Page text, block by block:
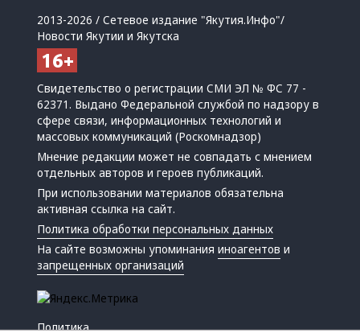
2013-2026 / Сетевое издание "Якутия.Инфо"/
Новости Якутии и Якутска
Свидетельство о регистрации СМИ ЭЛ № ФС 77 -
62371. Выдано Федеральной службой по надзору в
сфере связи, информационных технологий и
массовых коммуникаций (Роскомнадзор)
Мнение редакции может не совпадать с мнением
отдельных авторов и героев публикаций.
При использовании материалов обязательна
активная ссылка на сайт.
Политика обработки персональных данных
На сайте возможны упоминанияиноагентов и
запрещенных организаций
Политика